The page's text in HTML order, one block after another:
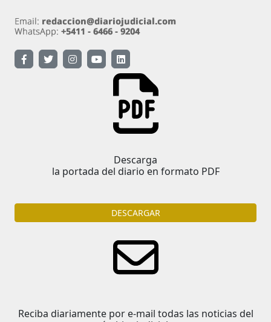
Descarga
la portada del diario en formato PDF
DESCARGAR
Reciba diariamente por e-mail todas las noticias del